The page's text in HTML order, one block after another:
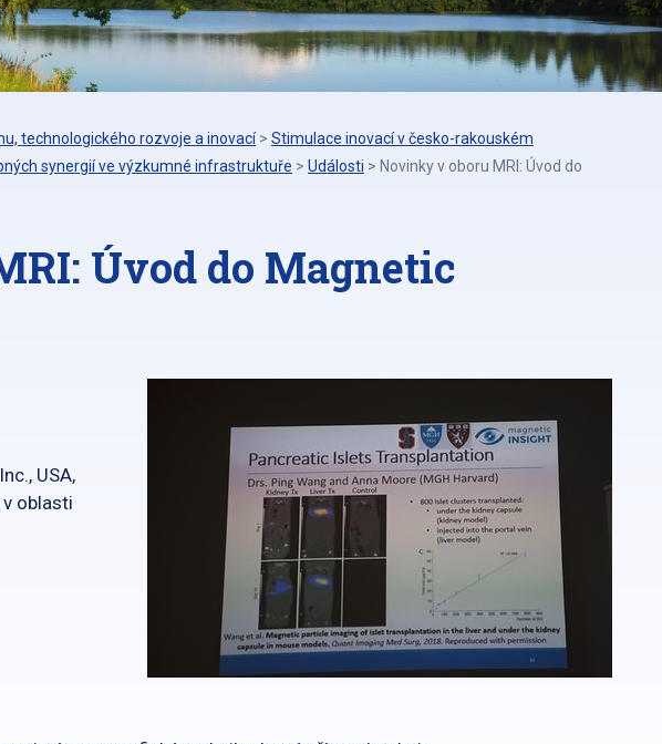
technologického rozvoje a inovací > Stimulace inovací v česko-rakouském
synergií ve výzkumné infrastruktuře > Události > Novinky v oboru MRI: Úvod do
Úvod do Magnetic
USA,
oblasti